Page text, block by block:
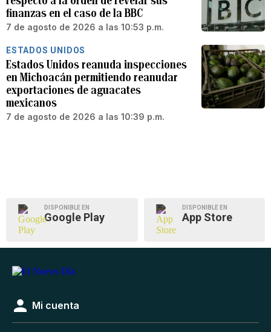
finanzas en el caso de la BBC
7 de agosto de 2026 a las 10:53 p.m.
ESTADOS UNIDOS
Estados Unidos reanuda inspecciones
en Michoacán permitiendo reanudar
exportaciones de aguacates
mexicanos
7 de agosto de 2026 a las 10:39 p.m.
DISPONIBLE EN
Google Play
DISPONIBLE EN
App Store
Mi cuenta